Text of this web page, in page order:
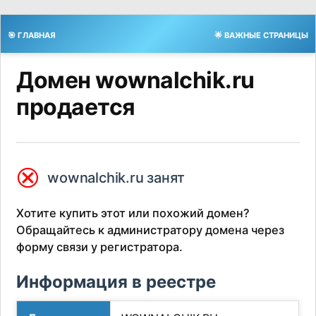
🎯 ГЛАВНАЯ 🌟 ВАЖНЫЕ СТРАНИЦЫ
Домен wownalchik.ru
продается
⮿ wownalchik.ru занят
Хотите купить этот или похожий домен?
Обращайтесь к администратору домена через
форму связи у регистратора.
Информация в реестре